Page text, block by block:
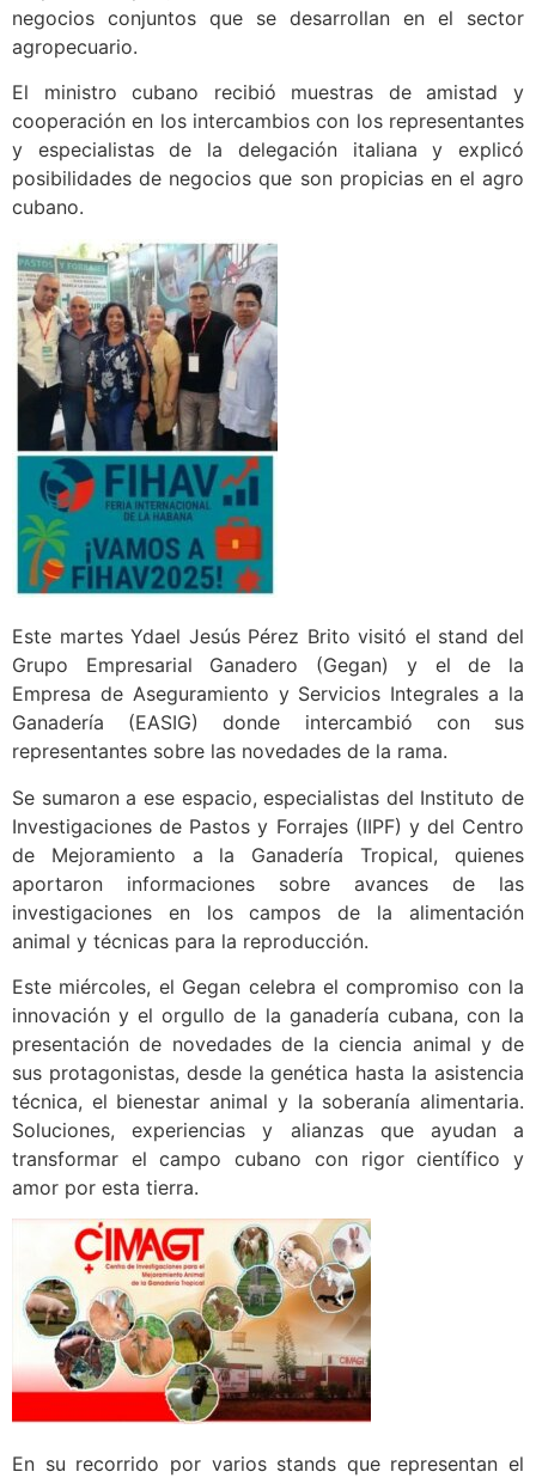
negocios conjuntos que se desarrollan en el sector
agropecuario.
El ministro cubano recibió muestras de amistad y
cooperación en los intercambios con los representantes
y especialistas de la delegación italiana y explicó
posibilidades de negocios que son propicias en el agro
cubano.
Este martes Ydael Jesús Pérez Brito visitó el stand del
Grupo Empresarial Ganadero (Gegan) y el de la
Empresa de Aseguramiento y Servicios Integrales a la
Ganadería (EASIG) donde intercambió con sus
representantes sobre las novedades de la rama.
Se sumaron a ese espacio, especialistas del Instituto de
Investigaciones de Pastos y Forrajes (IIPF) y del Centro
de Mejoramiento a la Ganadería Tropical, quienes
aportaron informaciones sobre avances de las
investigaciones en los campos de la alimentación
animal y técnicas para la reproducción.
Este miércoles, el Gegan celebra el compromiso con la
innovación y el orgullo de la ganadería cubana, con la
presentación de novedades de la ciencia animal y de
sus protagonistas, desde la genética hasta la asistencia
técnica, el bienestar animal y la soberanía alimentaria.
Soluciones, experiencias y alianzas que ayudan a
transformar el campo cubano con rigor científico y
amor por esta tierra.
En su recorrido por varios stands que representan el